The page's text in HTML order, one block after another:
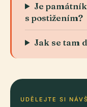
Je
s postižením?
Jak se tam
UDĚLEJTE SI